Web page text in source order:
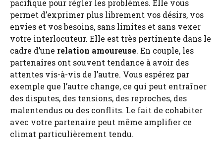
pacifique pour régler les problèmes. Elle vous
permet d’exprimer plus librement vos désirs, vos
envies et vos besoins, sans limites et sans vexer
votre interlocuteur. Elle est très pertinente dans le
cadre d’une relation amoureuse. En couple, les
partenaires ont souvent tendance à avoir des
attentes vis-à-vis de l’autre. Vous espérez par
exemple que l’autre change, ce qui peut entraîner
des disputes, des tensions, des reproches, des
malentendus ou des conflits. Le fait de cohabiter
avec votre partenaire peut même amplifier ce
climat particulièrement tendu.